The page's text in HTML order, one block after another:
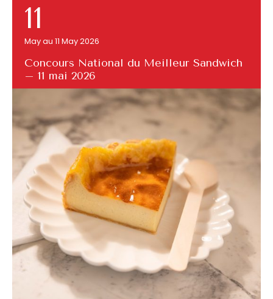
11
May au 11 May 2026
Concours National du Meilleur Sandwich
– 11 mai 2026